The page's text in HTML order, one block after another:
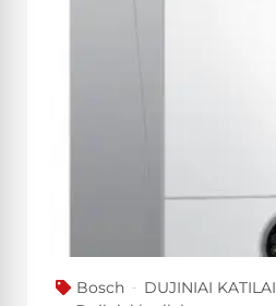
Bosch
DUJINIAI KATILAI